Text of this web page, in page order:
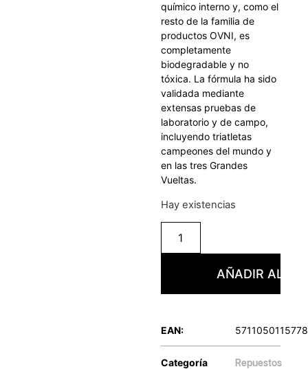
químico interno y, como el
resto de la familia de
productos OVNI, es
completamente
biodegradable y no
tóxica. La fórmula ha sido
validada mediante
extensas pruebas de
laboratorio y de campo,
incluyendo triatletas
campeones del mundo y
en las tres Grandes
Vueltas.
Hay existencias
AÑADIR AL
EAN: 5711050115778
Categoría Repuestos